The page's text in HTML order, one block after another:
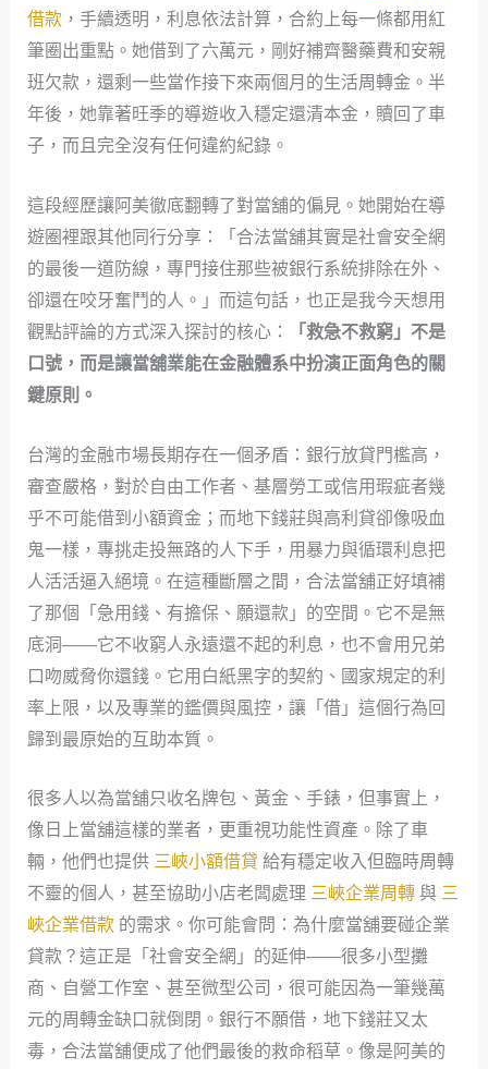
借款，手續透明，利息依法計算，合約上每一條都用紅
筆圈出重點。她借到了六萬元，剛好補齊醫藥費和安親
班欠款，還剩一些當作接下來兩個月的生活周轉金。半
年後，她靠著旺季的導遊收入穩定還清本金，贖回了車
子，而且完全沒有任何違約紀錄。
這段經歷讓阿美徹底翻轉了對當舖的偏見。她開始在導
遊圈裡跟其他同行分享：「合法當舖其實是社會安全網
的最後一道防線，專門接住那些被銀行系統排除在外、
卻還在咬牙奮鬥的人。」而這句話，也正是我今天想用
觀點評論的方式深入探討的核心：
「救急不救窮」不是
口號，而是讓當舖業能在金融體系中扮演正面角色的關
鍵原則。
台灣的金融市場長期存在一個矛盾：銀行放貸門檻高，
審查嚴格，對於自由工作者、基層勞工或信用瑕疵者幾
乎不可能借到小額資金；而地下錢莊與高利貸卻像吸血
鬼一樣，專挑走投無路的人下手，用暴力與循環利息把
人活活逼入絕境。在這種斷層之間，合法當舖正好填補
了那個「急用錢、有擔保、願還款」的空間。它不是無
底洞——它不收窮人永遠還不起的利息，也不會用兄弟
口吻威脅你還錢。它用白紙黑字的契約、國家規定的利
率上限，以及專業的鑑價與風控，讓「借」這個行為回
歸到最原始的互助本質。
很多人以為當舖只收名牌包、黃金、手錶，但事實上，
像日上當舖這樣的業者，更重視功能性資產。除了車
輛，他們也提供 三峽小額借貸 給有穩定收入但臨時周轉
不靈的個人，甚至協助小店老闆處理 三峽企業周轉與 三
峽企業借款的需求。你可能會問：為什麼當舖要碰企業
貸款？這正是「社會安全網」的延伸——很多小型攤
商、自營工作室、甚至微型公司，很可能因為一筆幾萬
元的周轉金缺口就倒閉。銀行不願借，地下錢莊又太
毒，合法當舖便成了他們最後的救命稻草。像是阿美的